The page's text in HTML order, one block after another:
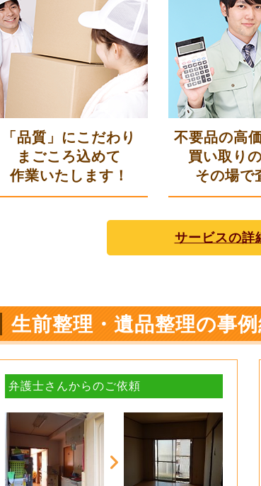
「品質」にこだわり
まごころ込めて
作業いたします！
不要品の高
買い取り
その場で
サービスの詳
生前整理・遺品整理の事
弁護士さんからのご依頼